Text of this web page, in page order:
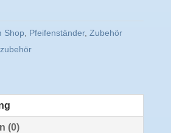
Shop Pfeifenständer, Zubehör
(0)